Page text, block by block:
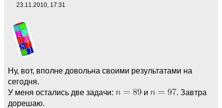
23.11.2010, 17:31
Ну, вот, вполне довольна своими результатами на
сегодня.
У меня остались две задачи:
и
. Завтра
дорешаю.